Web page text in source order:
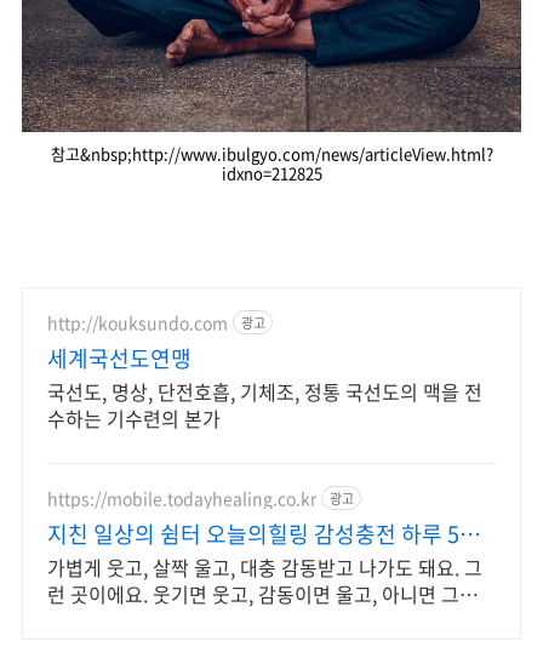
참고&nbsp;http://www.ibulgyo.com/news/articleView.html?
idxno=212825
http://kouksundo.com 광고
세계국선도연맹
국선도, 명상, 단전호흡, 기체조, 정통 국선도의 맥을 전
수하는 기수련의 본가
https://mobile.todayhealing.co.kr 광고
지친 일상의 쉼터 오늘의힐링 감성충전 하루 5분
힐링타임
가볍게 웃고, 살짝 울고, 대충 감동받고 나가도 돼요. 그
런 곳이에요. 웃기면 웃고, 감동이면 울고, 아니면 그냥